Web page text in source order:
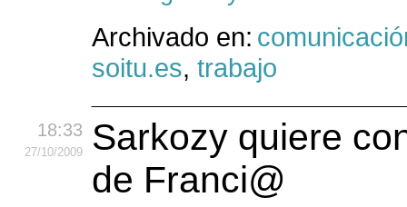
Archivado en:
soitu.es, trabajo
18:33
27/10/2009
Sarkozy quiere
de Franci@